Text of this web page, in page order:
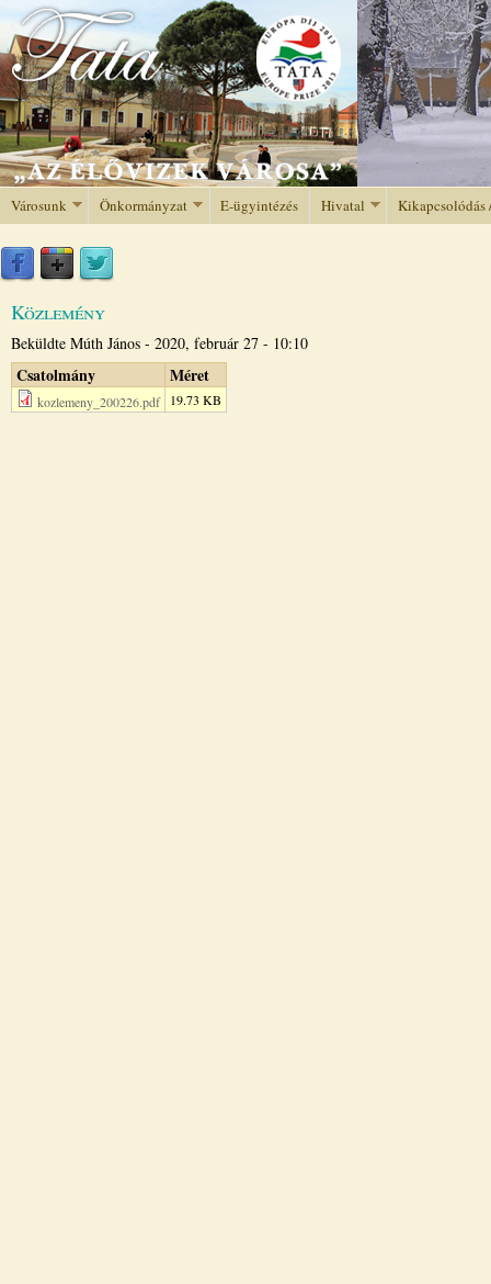
Jump to navigation
Városunk Önkormányzat E-ügyintézés Hivatal Kikapcsolódás
Közlemény
Beküldte Múth János - 2020, február 27 - 10:10
Csatolmány Méret
kozlemeny_200226.pdf 19.73 KB